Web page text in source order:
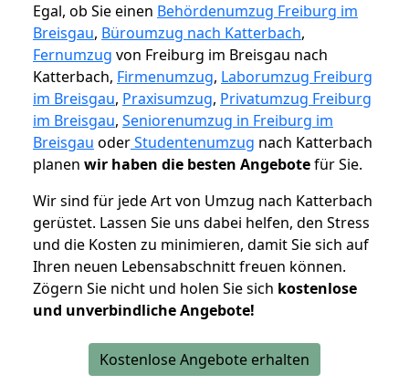
Egal, ob Sie einen Behördenumzug Freiburg im
Breisgau, Büroumzug nach Katterbach,
Fernumzug von Freiburg im Breisgau nach
Katterbach, Firmenumzug, Laborumzug Freiburg
im Breisgau, Praxisumzug, Privatumzug Freiburg
im Breisgau, Seniorenumzug in Freiburg im
Breisgau oderStudentenumzug nach Katterbach
planen wir haben die besten Angebotefür Sie.
Wir sind für jede Art von Umzug nach Katterbach
gerüstet. Lassen Sie uns dabei helfen, den Stress
und die Kosten zu minimieren, damit Sie sich auf
Ihren neuen Lebensabschnitt freuen können.
Zögern Sie nicht und holen Sie sich kostenlose
und unverbindliche Angebote!
Kostenlose Angebote erhalten